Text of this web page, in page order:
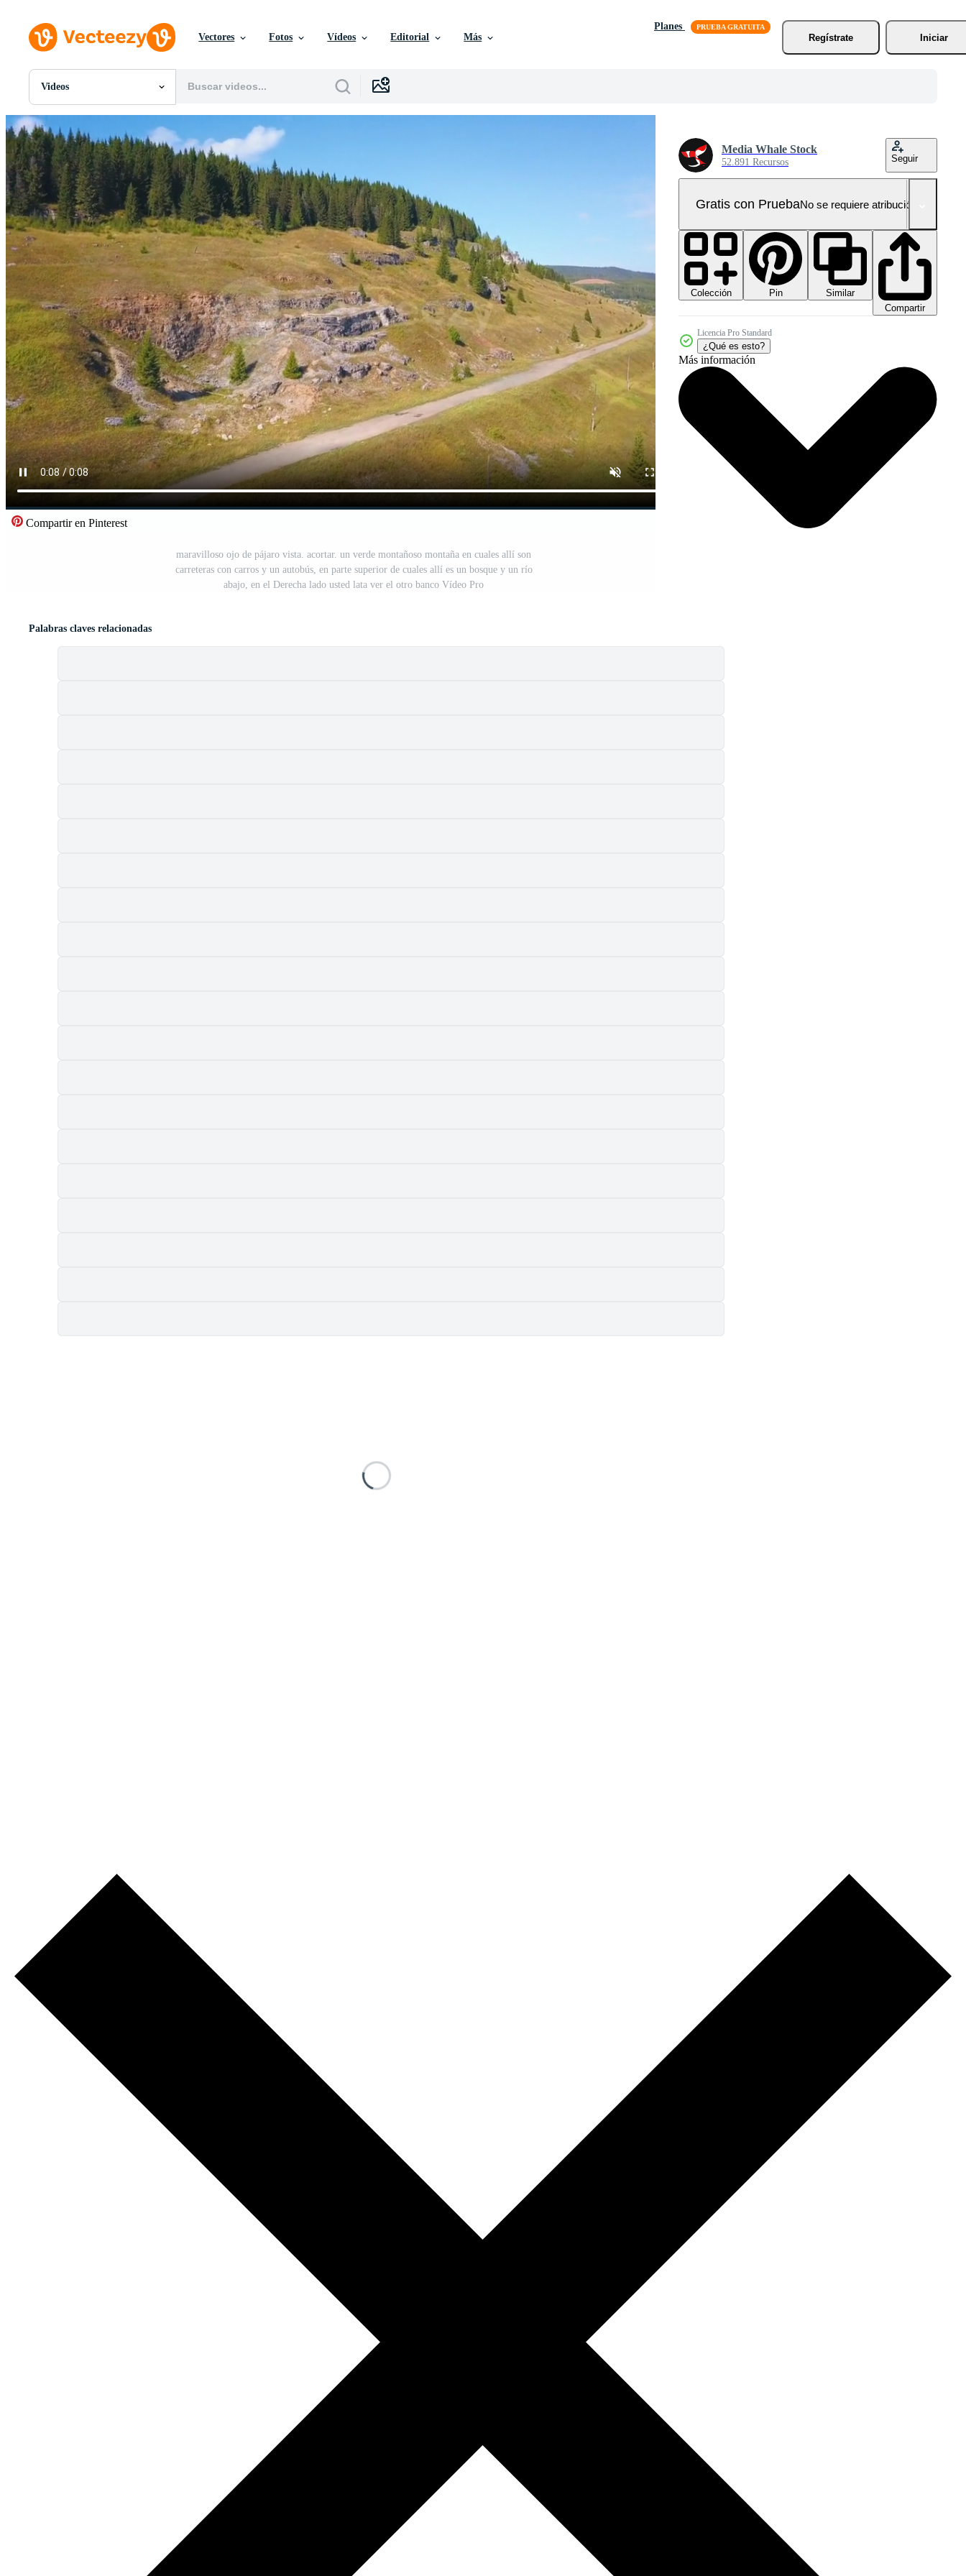
Vectores Fotos Vídeos Editorial Más
Planes
Regístrate
Iniciar
Videos
Todas Imágenes
PNGs
PSDs
SVGs
Plantillas
Vectores
Videos
Gráficos en Movimiento
Imágenes Editoriales
Eventos Editoriales
Compartir en Pinterest
maravilloso ojo de pájaro vista. acortar. un verde montañoso montaña en cuales allí son
carreteras con carros y un autobús, en parte superior de cuales allí es un bosque y un río
abajo, en el Derecha lado usted lata ver el otro banco Vídeo Pro
Media Whale Stock
52.891 Recursos Seguir
Gratis con PruebaNo se requiere atribución!
Colección Pin
Similar
Compartir
Licencia Pro Standard
¿Qué es esto?
Más información
Palabras claves relacionadas